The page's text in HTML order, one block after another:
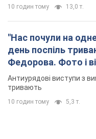
10 годин тому 13,0 т.
"Нас почули на
день поспіль
Федорова. Фото і
Антиурядові виступи з
тривають
10 годин тому 5,3 т.